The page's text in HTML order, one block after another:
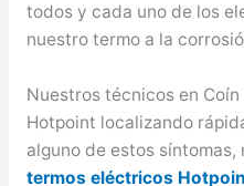
todos y cada uno de los
nuestro termo a la
Nuestros técnicos en
Hotpoint localizando
alguno de estos síntomas,
termos eléctricos